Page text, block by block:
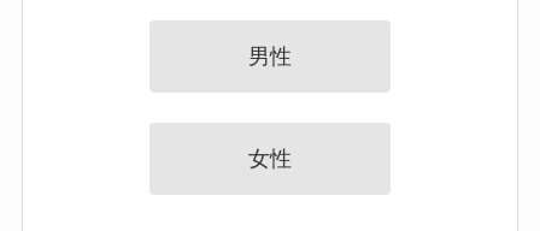
男性
女性